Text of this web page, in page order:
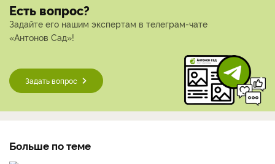
Есть вопрос?
Задайте его нашим экспертам в телеграм-чате
«Антонов Сад»!
Задать вопрос
Больше по теме